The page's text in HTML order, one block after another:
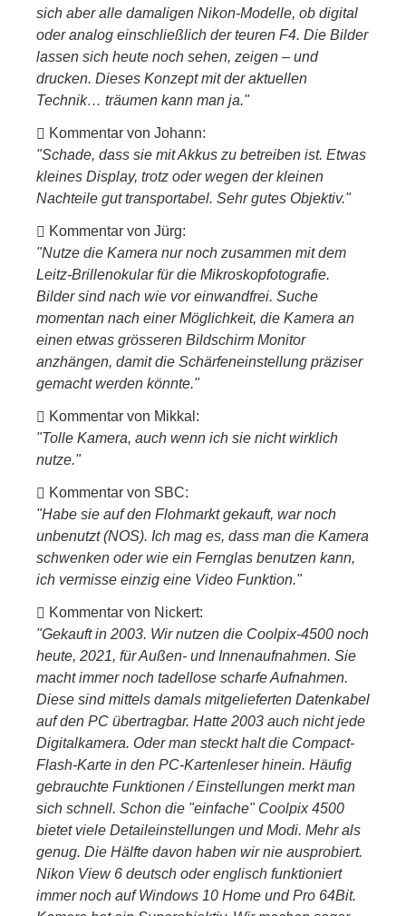
sich aber alle damaligen Nikon-Modelle, ob digital
oder analog einschließlich der teuren F4. Die Bilder
lassen sich heute noch sehen, zeigen – und
drucken. Dieses Konzept mit der aktuellen
Technik… träumen kann man ja."
Kommentar von Johann:
"Schade, dass sie mit Akkus zu betreiben ist. Etwas
kleines Display, trotz oder wegen der kleinen
Nachteile gut transportabel. Sehr gutes Objektiv."
Kommentar von Jürg:
"Nutze die Kamera nur noch zusammen mit dem
Leitz-Brillenokular für die Mikroskopfotografie.
Bilder sind nach wie vor einwandfrei. Suche
momentan nach einer Möglichkeit, die Kamera an
einen etwas grösseren Bildschirm Monitor
anzhängen, damit die Schärfeneinstellung präziser
gemacht werden könnte."
Kommentar von Mikkal:
"Tolle Kamera, auch wenn ich sie nicht wirklich
nutze."
Kommentar von SBC:
"Habe sie auf den Flohmarkt gekauft, war noch
unbenutzt (NOS). Ich mag es, dass man die Kamera
schwenken oder wie ein Fernglas benutzen kann,
ich vermisse einzig eine Video Funktion."
Kommentar von Nickert:
"Gekauft in 2003. Wir nutzen die Coolpix-4500 noch
heute, 2021, für Außen- und Innenaufnahmen. Sie
macht immer noch tadellose scharfe Aufnahmen.
Diese sind mittels damals mitgelieferten Datenkabel
auf den PC übertragbar. Hatte 2003 auch nicht jede
Digitalkamera. Oder man steckt halt die Compact-
Flash-Karte in den PC-Kartenleser hinein. Häufig
gebrauchte Funktionen / Einstellungen merkt man
sich schnell. Schon die "einfache" Coolpix 4500
bietet viele Detaileinstellungen und Modi. Mehr als
genug. Die Hälfte davon haben wir nie ausprobiert.
Nikon View 6 deutsch oder englisch funktioniert
immer noch auf Windows 10 Home und Pro 64Bit.